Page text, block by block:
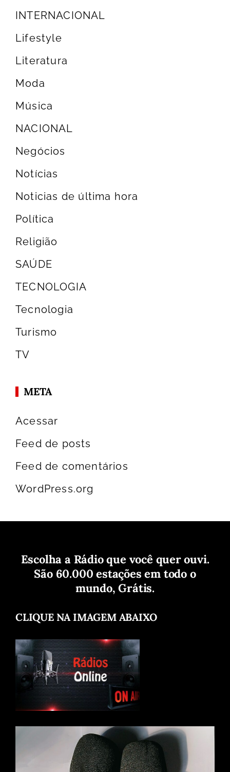
INTERNACIONAL
Lifestyle
Literatura
Moda
Música
NACIONAL
Negócios
Notícias
Noticias de última hora
Política
Religião
SAÚDE
TECNOLOGIA
Tecnologia
Turismo
TV
META
Acessar
Feed de posts
Feed de comentários
WordPress.org
Escolha a Rádio que você quer ouvi.
São 60.000 estações em todo o
mundo, Grátis.
CLIQUE NA IMAGEM ABAIXO